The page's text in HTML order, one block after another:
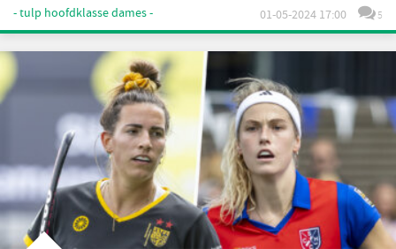
- tulp hoofdklasse dames - 01-05-2024 17:00 5